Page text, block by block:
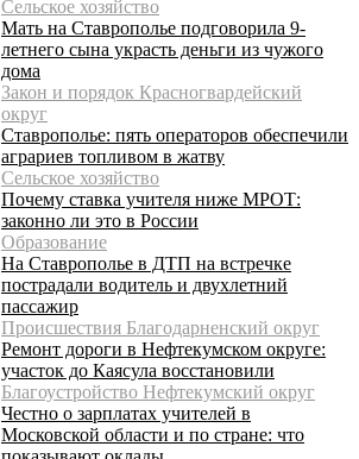
Сельское хозяйство
Мать на Ставрополье подговорила 9-
летнего сына украсть деньги из чужого
дома
Закон и порядок Красногвардейский
округ
Ставрополье: пять операторов обеспечили
аграриев топливом в жатву
Сельское хозяйство
Почему ставка учителя ниже МРОТ:
законно ли это в России
Образование
На Ставрополье в ДТП на встречке
пострадали водитель и двухлетний
пассажир
Происшествия Благодарненский округ
Ремонт дороги в Нефтекумском округе:
участок до Каясула восстановили
Благоустройство Нефтекумский округ
Честно о зарплатах учителей в
Московской области и по стране: что